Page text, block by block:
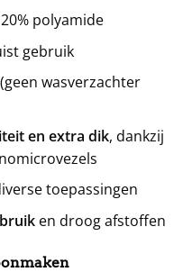
polyamide
gebruik
wasverzachter
en extra dik, dankzij
toepassingen
en droog afstoffen